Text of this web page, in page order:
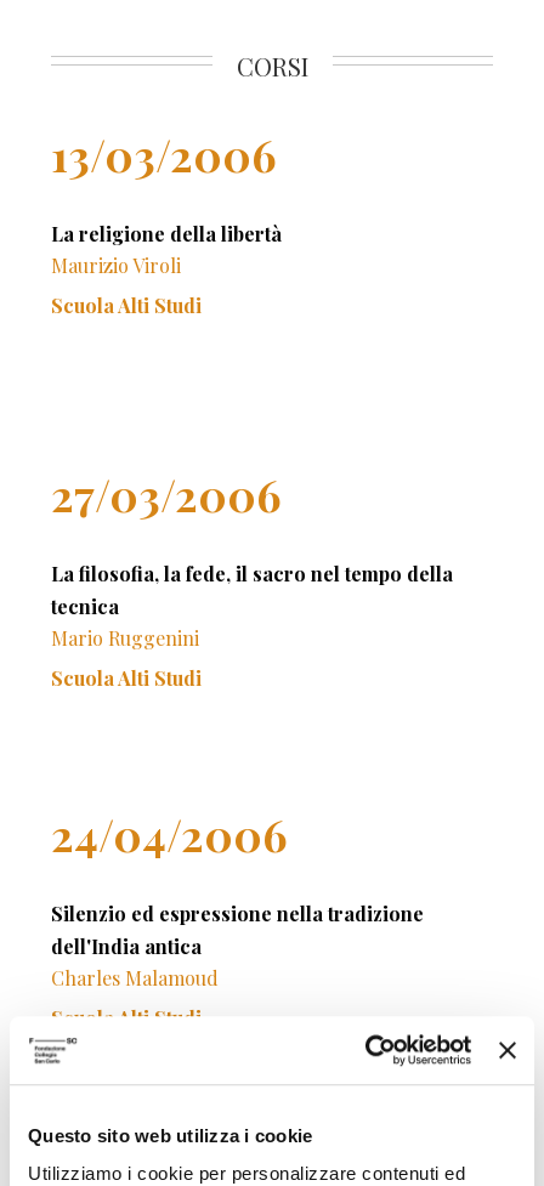
Questo sito web utilizza i cookie
Utilizziamo i cookie per personalizzare contenuti ed
CORSI
13/03/2006
La religione della libertà
Maurizio Viroli
Scuola Alti Studi
27/03/2006
La filosofia, la fede, il sacro nel tempo della
tecnica
Mario Ruggenini
Scuola Alti Studi
24/04/2006
Silenzio ed espressione nella tradizione
dell'India antica
Charles Malamoud
Scuola Alti Studi
22/05/2006